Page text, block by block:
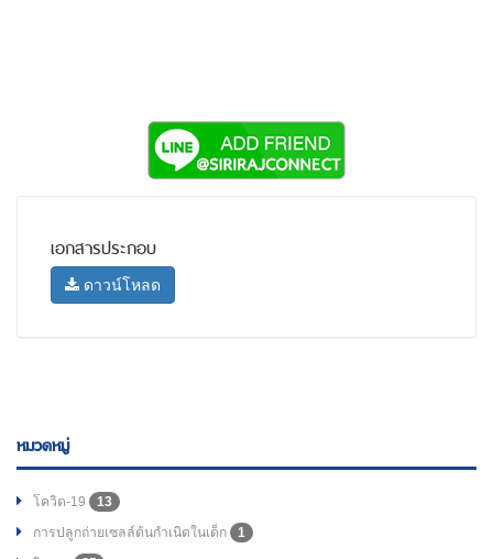
เอกสารประกอบ
ดาวน์โหลด
หมวดหมู่
โควิด-19
13
การปลูกถ่ายเซลล์ต้นกำเนิดในเด็ก
1